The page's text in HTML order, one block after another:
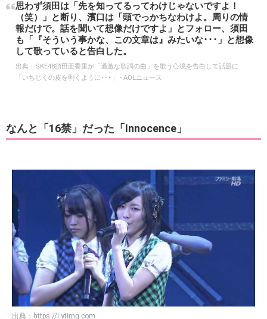
思わず須田は「先を知ってるってわけじゃないですよ！
（笑）」と断り、濱口は「頭でっかちなわけよ。周りの情
報だけで。話を聞いて想像だけですよ」とフォロー、須田
も「『そういう事かな、この文章は』みたいな･･･」と想像
して歌っていると告白した。
出典： SKE48須田亜香里が「過激な歌詞の曲」を歌う心境を告白して話題に
「いちじくの皮を剥くように･･･」 - AOLニュース
なんと「16禁」だった「Innocence」
出典： https://i.ytimg.com